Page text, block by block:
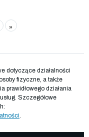
»
dotyczące działalności
fizyczne, a także
prawidłowego działania
Szczegółowe